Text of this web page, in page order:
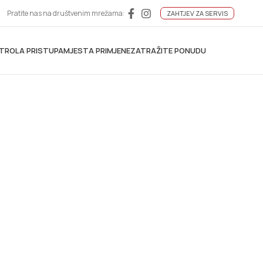
Pratite nas na društvenim mrežama: ZAHTJEV ZA SERVIS
PRISTUPAMJESTA PRIMJENEZATRAŽITE PONUDU